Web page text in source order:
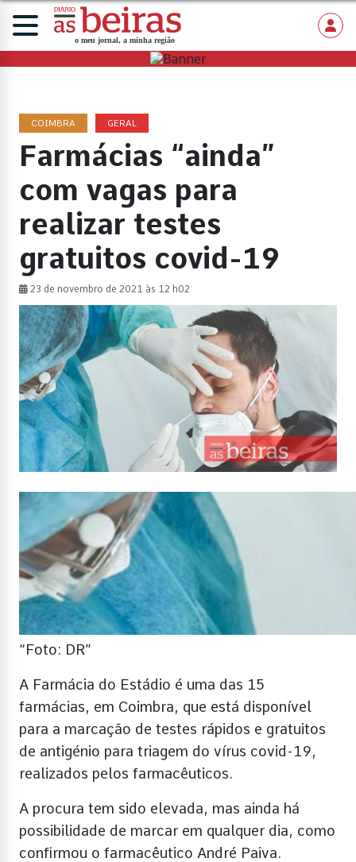
COIMBRA GERAL
Farmácias “ainda”
com vagas para
realizar testes
gratuitos covid-19
23 de novembro de 2021 às 12 h02
“Foto: DR”
A Farmácia do Estádio é uma das 15
farmácias, em Coimbra, que está disponível
para a marcação de testes rápidos e gratuitos
de antigénio para triagem do vírus covid-19,
realizados pelos farmacêuticos.
A procura tem sido elevada, mas ainda há
possibilidade de marcar em qualquer dia, como
confirmou o farmacêutico André Paiva.